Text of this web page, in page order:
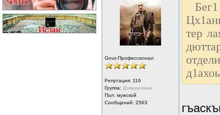
Govz-Профессионал
Репутация: 116
Группа: Доверенные
Пол: мужской
Сообщений: 2563
тер